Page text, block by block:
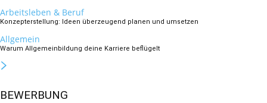
Arbeitsleben & Beruf
Konzepterstellung: Ideen überzeugend planen und umsetzen
Allgemein
Warum Allgemeinbildung deine Karriere beflügelt
BEWERBUNG